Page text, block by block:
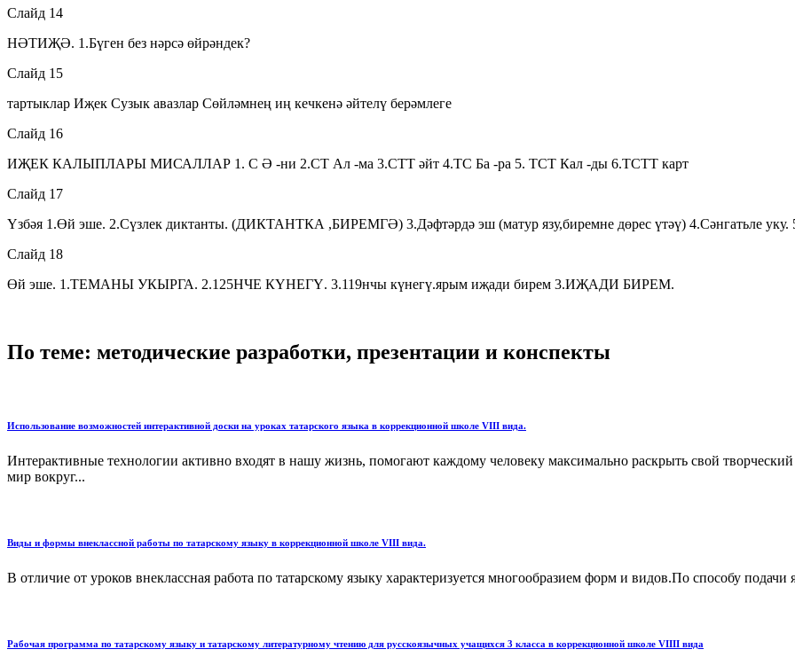
Слайд 14
НӘТИҖӘ. 1.Бүген без нәрсә өйрәндек?
Слайд 15
тартыклар Иҗек Сузык авазлар Сөйләмнең иң кечкенә әйтелү берәмлеге
Слайд 16
ИҖЕК КАЛЫПЛАРЫ МИСАЛЛАР 1. С Ә -ни 2.СТ Ал -ма 3.СТТ әйт 4.ТС Ба -ра 5. ТСТ Кал -ды 6.ТСТТ карт
Слайд 17
Үзбәя 1.Өй эше. 2.Сүзлек диктанты. (ДИКТАНТКА ,БИРЕМГӘ) 3.Дәфтәрдә эш (матур язу,биремне дөрес үтәү)
Слайд 18
Өй эше. 1.ТЕМАНЫ УКЫРГА. 2.125НЧЕ КҮНЕГҮ. 3.119нчы күнегү.ярым иҗади бирем 3.ИҖАДИ БИРЕМ.
По теме: методические разработки, презентации и конспекты
Использование возможностей интерактивной доски на уроках татарского языка в коррекционной школе VIII вида.
Интерактивные технологии активно входят в нашу жизнь, помогают каждому человеку максимально раскрыть свой
мир вокруг...
Виды и формы внеклассной работы по татарскому языку в коррекционной школе VIII вида.
В отличие от уроков внеклассная работа по татарскому языку характеризуется многообразием форм и видов.По способу подачи
Рабочая программа по татарскому языку и татарскому литературному чтению для русскоязычных учащихся 3 класса в коррекционной школе VIIII вида